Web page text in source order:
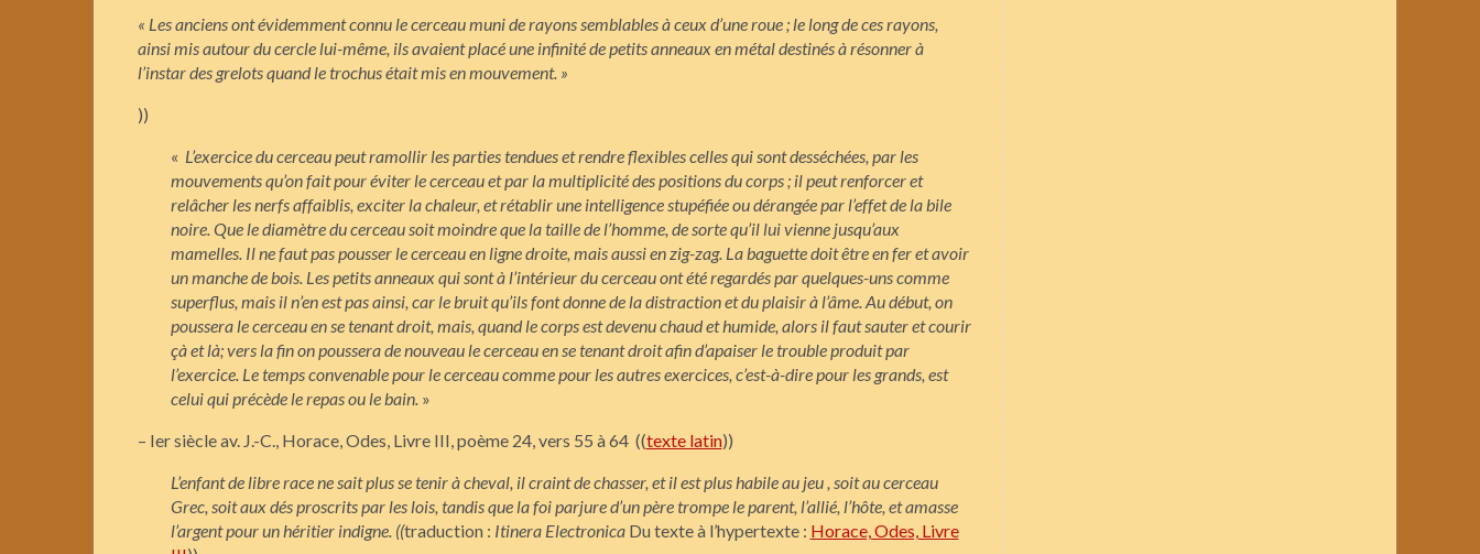
« Les anciens ont évidemment connu le cerceau muni de rayons semblables à ceux d’une roue ; le long de ces rayons,
ainsi mis autour du cercle lui-même, ils avaient placé une infinité de petits anneaux en métal destinés à résonner à
l’instar des grelots quand le trochus était mis en mouvement. »
))
« L’exercice du cerceau peut ramollir les parties tendues et rendre flexibles celles qui sont desséchées, par les
mouvements qu’on fait pour éviter le cerceau et par la multiplicité des positions du corps ; il peut renforcer et
relâcher les nerfs affaiblis, exciter la chaleur, et rétablir une intelligence stupéfiée ou dérangée par l’effet de la bile
noire. Que le diamètre du cerceau soit moindre que la taille de l’homme, de sorte qu’il lui vienne jusqu’aux
mamelles. Il ne faut pas pousser le cerceau en ligne droite, mais aussi en zig-zag. La baguette doit être en fer et avoir
un manche de bois. Les petits anneaux qui sont à l’intérieur du cerceau ont été regardés par quelques-uns comme
superflus, mais il n’en est pas ainsi, car le bruit qu’ils font donne de la distraction et du plaisir à l’âme. Au début, on
poussera le cerceau en se tenant droit, mais, quand le corps est devenu chaud et humide, alors il faut sauter et courir
çà et là; vers la fin on poussera de nouveau le cerceau en se tenant droit afin d’apaiser le trouble produit par
l’exercice. Le temps convenable pour le cerceau comme pour les autres exercices, c’est-à-dire pour les grands, est
celui qui précède le repas ou le bain.»
– Ier siècle av. J.-C., Horace, Odes, Livre III, poème 24, vers 55 à 64 ((texte latin))
L’enfant de libre race ne sait plus se tenir à cheval, il craint de chasser, et il est plus habile au jeu , soit au cerceau
Grec, soit aux dés proscrits par les lois, tandis que la foi parjure d’un père trompe le parent, l’allié, l’hôte, et amasse
l’argent pour un héritier indigne. ((traduction : Itinera ElectronicaDu texte à l’hypertexte : Horace, Odes, Livre